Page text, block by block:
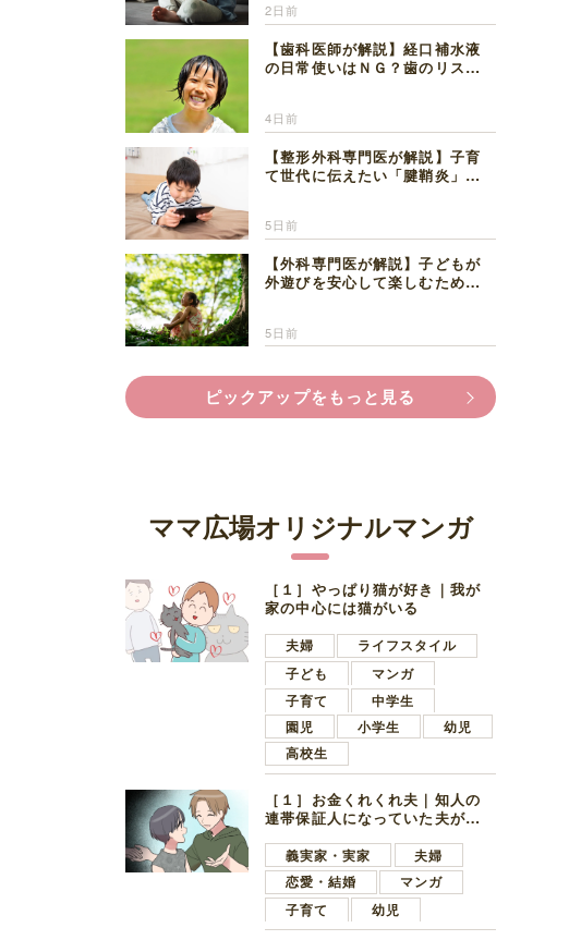
2日前
【歯科医師が解説】経口補水液
の日常使いはＮＧ？歯のリスク
4日前
【整形外科専門医が解説】子育
て世代に伝えたい「腱鞘炎」の
5日前
【外科専門医が解説】子どもが
外遊びを安心して楽しむため
5日前
ピックアップをもっと見る
ママ広場オリジナルマンガ
［１］やっぱり猫が好き｜我が
家の中心には猫がいる
夫婦
ライフスタイル
子ども
マンガ
子育て
中学生
園児
小学生
幼児
高校生
［１］お金くれくれ夫｜知人の
連帯保証人になっていた夫が家
言ってきた
義実家・実家
夫婦
恋愛・結婚
マンガ
子育て
幼児